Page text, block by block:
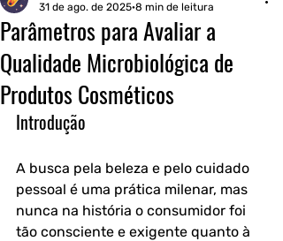
Parâmetros para Avaliar a
Qualidade Microbiológica de
Produtos Cosméticos
31 de ago. de 2025 8 min de leitura
Introdução
A busca pela beleza e pelo cuidado
pessoal é uma prática milenar, mas
nunca na história o consumidor foi
tão consciente e exigente quanto à